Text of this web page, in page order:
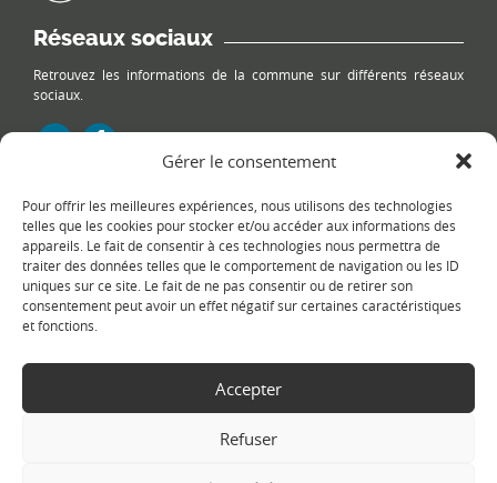
Gérer le consentement
Pour offrir les meilleures expériences, nous utilisons des technologies
telles que les cookies pour stocker et/ou accéder aux informations des
appareils. Le fait de consentir à ces technologies nous permettra de
traiter des données telles que le comportement de navigation ou les ID
uniques sur ce site. Le fait de ne pas consentir ou de retirer son
consentement peut avoir un effet négatif sur certaines caractéristiques
et fonctions.
Accepter
Refuser
Réseaux sociaux
Retrouvez les informations de la commune sur différents réseaux
sociaux.
Le plan du site
Copyright Ⓒ Le Fontanil-Cornillon-
Politique de
- Réalisation :Sukellos - Agence web WordPress -